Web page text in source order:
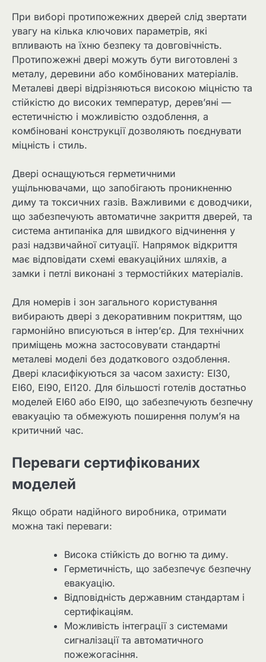
При виборі протипожежних дверей слід звертати
увагу на кілька ключових параметрів, які
впливають на їхню безпеку та довговічність.
Протипожежні двері можуть бути виготовлені з
металу, деревини або комбінованих матеріалів.
Металеві двері відрізняються високою міцністю та
стійкістю до високих температур, дерев’яні —
естетичністю і можливістю оздоблення, а
комбіновані конструкції дозволяють поєднувати
міцність і стиль.
Двері оснащуються герметичними
ущільнювачами, що запобігають проникненню
диму та токсичних газів. Важливими є доводчики,
що забезпечують автоматичне закриття дверей, та
система антипаніка для швидкого відчинення у
разі надзвичайної ситуації. Напрямок відкриття
має відповідати схемі евакуаційних шляхів, а
замки і петлі виконані з термостійких матеріалів.
Для номерів і зон загального користування
вибирають двері з декоративним покриттям, що
гармонійно вписуються в інтер’єр. Для технічних
приміщень можна застосовувати стандартні
металеві моделі без додаткового оздоблення.
Двері класифікуються за часом захисту: EI30,
EI60, EI90, EI120. Для більшості готелів достатньо
моделей EI60 або EI90, що забезпечують безпечну
евакуацію та обмежують поширення полум’я на
критичний час.
Переваги сертифікованих
моделей
Якщо обрати надійного виробника, отримати
можна такі переваги:
Висока стійкість до вогню та диму.
Герметичність, що забезпечує безпечну
евакуацію.
Відповідність державним стандартам і
сертифікаціям.
Можливість інтеграції з системами
сигналізації та автоматичного
пожежогасіння.